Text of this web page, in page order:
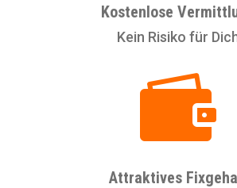
Kostenlose
Kein Risiko für

Attraktives